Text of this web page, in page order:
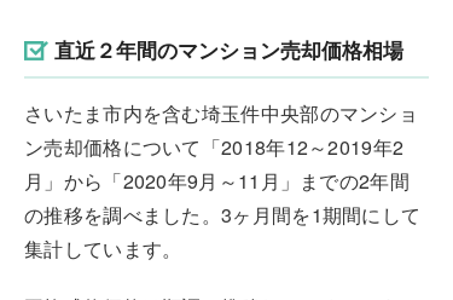
直近２年間のマンション売却価格相場
さいたま市内を含む埼玉件中央部のマンショ
ン売却価格について「2018年12～2019年2
月」から「2020年9月～11月」までの2年間
の推移を調べました。3ヶ月間を1期間にして
集計しています。